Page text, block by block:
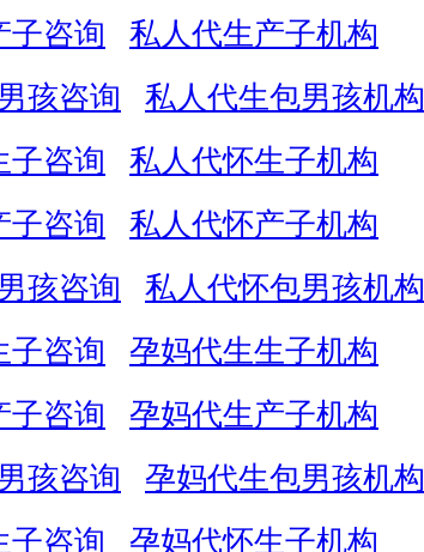
子咨询
私人代生产子机构
孩咨询
私人代生包男孩机构
子咨询
私人代怀生子机构
子咨询
私人代怀产子机构
孩咨询
私人代怀包男孩机构
子咨询
孕妈代生生子机构
子咨询
孕妈代生产子机构
孩咨询
孕妈代生包男孩机构
子咨询
孕妈代怀生子机构